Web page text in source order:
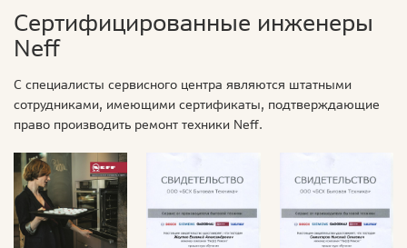
Сертифицированные инженеры
Neff
С специалисты сервисного центра являются штатными
сотрудниками, имеющими сертификаты, подтверждающие
право производить ремонт техники Neff.